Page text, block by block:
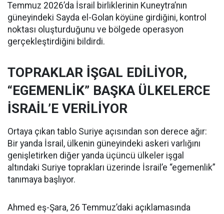
Temmuz 2026’da İsrail birliklerinin Kuneytra’nın
güneyindeki Sayda el-Golan köyüne girdiğini, kontrol
noktası oluşturduğunu ve bölgede operasyon
gerçekleştirdiğini bildirdi.
TOPRAKLAR İŞGAL EDİLİYOR,
“EGEMENLİK” BAŞKA ÜLKELERCE
İSRAİL’E VERİLİYOR
Ortaya çıkan tablo Suriye açısından son derece ağır:
Bir yanda İsrail, ülkenin güneyindeki askeri varlığını
genişletirken diğer yanda üçüncü ülkeler işgal
altındaki Suriye toprakları üzerinde İsrail’e “egemenlik”
tanımaya başlıyor.
Ahmed eş-Şara, 26 Temmuz’daki açıklamasında